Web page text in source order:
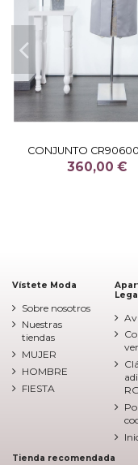
CONJUNTO
360,00 €
Vístete Moda
Sobre nosotros
Nuestras
tiendas
MUJER
HOMBRE
FIESTA
Tienda recomendada